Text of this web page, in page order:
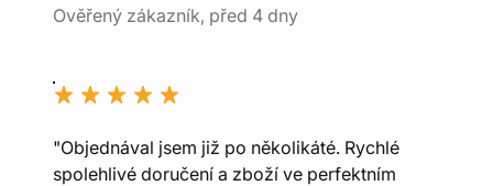
Ověřený zákazník, před 4 dny
"Objednával jsem již po několikáté. Rychlé
spolehlivé doručení a zboží ve perfektním